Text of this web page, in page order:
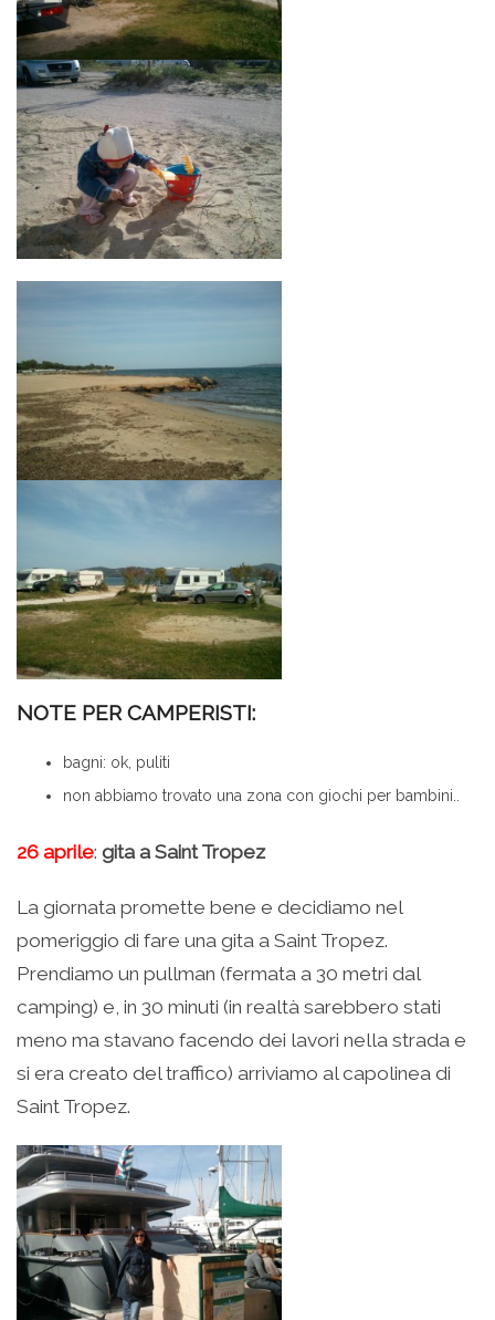
NOTE PER CAMPERISTI:
bagni: ok, puliti
non abbiamo trovato una zona con giochi per bambini..
26 aprile: gita a Saint Tropez
La giornata promette bene e decidiamo nel
pomeriggio di fare una gita a Saint Tropez.
Prendiamo un pullman (fermata a 30 metri dal
camping) e, in 30 minuti (in realtà sarebbero stati
meno ma stavano facendo dei lavori nella strada e
si era creato del traffico) arriviamo al capolinea di
Saint Tropez.